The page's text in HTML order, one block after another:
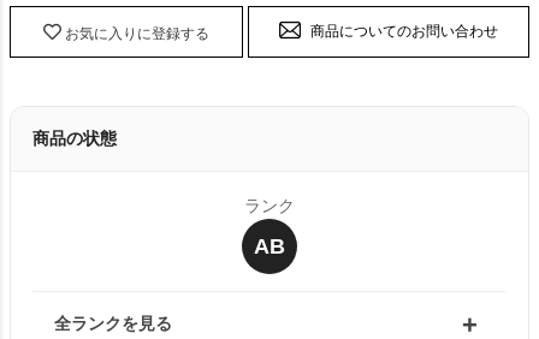
お気に入りに登録する 商品についてのお問い合わせ
商品の状態
ランク
AB
全ランクを見る